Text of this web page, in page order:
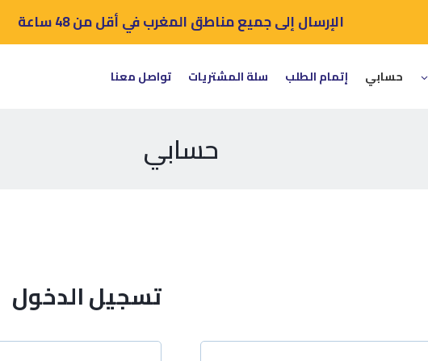
الإرسال إلى جميع مناطق المغرب في أقل من 48 ساعة
حسابي إتمام الطلب سلة المشتريات تواصل معنا
حسابي
تسجيل الدخول